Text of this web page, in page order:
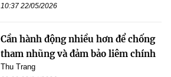
10:37 22/05/2026
Cần hành động nhiều hơn để chống
tham nhũng và đảm bảo liêm chính
Thu Trang